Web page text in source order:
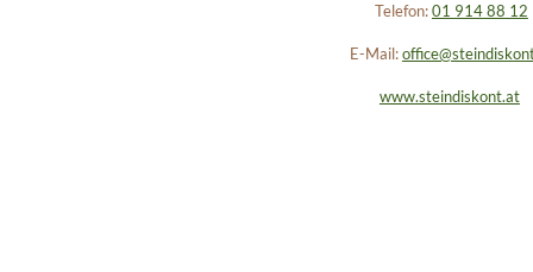
Telefon:01 914 88 12
E-Mail:
www.steindiskont.at